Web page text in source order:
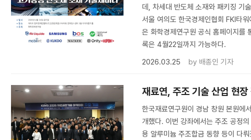
데, 차세대 반도체 소재와 패키징 기
서울 여의도 한국경제인협회 FKI타
은 화학경제연구원 공식 홈페이지를
록은 4월22일까지 가능하다.
2026.03.25
by 배종인 기자
재료연, 주조 기술 산업 현
한국재료연구원이 경남 창원 본원에
개했다. 이번 강좌에서는 주조 공정
용 알루미늄 주조합금 동향 등이 다